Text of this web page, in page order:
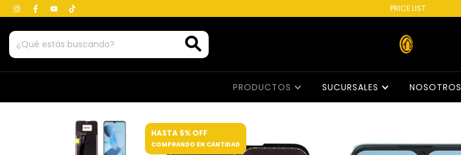
PRICE LIST
PRODUCTOS SUCURSALES NOSOTROS
HASTA 5% OFF
COMPRANDO EN CANTIDAD